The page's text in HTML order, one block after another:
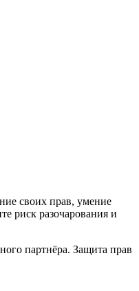
своих прав, умение
риск разочарования и
партнёра. Защита прав